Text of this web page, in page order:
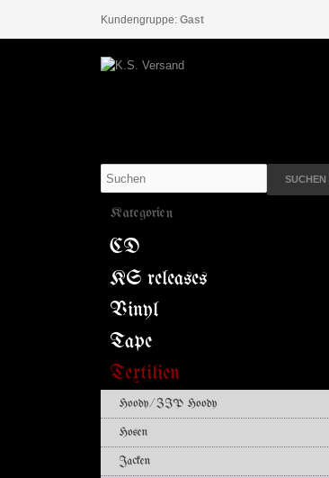
Kundengruppe: Gast
SUCHEN
Kategorien
CD
KS releases
Vinyl
Tape
Textilien
Hoody/ZIP Hoody
Hosen
Jacken